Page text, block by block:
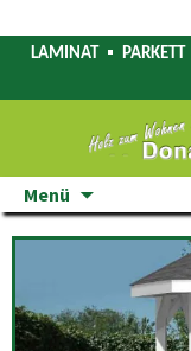
LAMINAT PARKETT
Menü
Zum
Inhalt